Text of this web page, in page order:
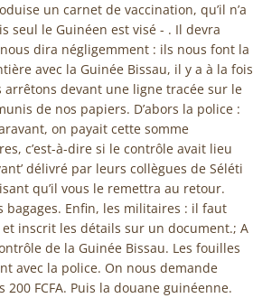
un carnet de vaccination, qu’il n’a
seul le Guinéen est visé - . Il devra
dira négligemment : ils nous font la
avec la Guinée Bissau, il y a à la fois
arrêtons devant une ligne tracée sur le
de nos papiers. D’abors la police :
on payait cette somme
c’est-à-dire si le contrôle avait lieu
délivré par leurs collègues de Séléti
qu’il vous le remettra au retour.
Enfin, les militaires : il faut
inscrit les détails sur un document.; A
de la Guinée Bissau. Les fouilles
avec la police. On nous demande
FCFA. Puis la douane guinéenne.